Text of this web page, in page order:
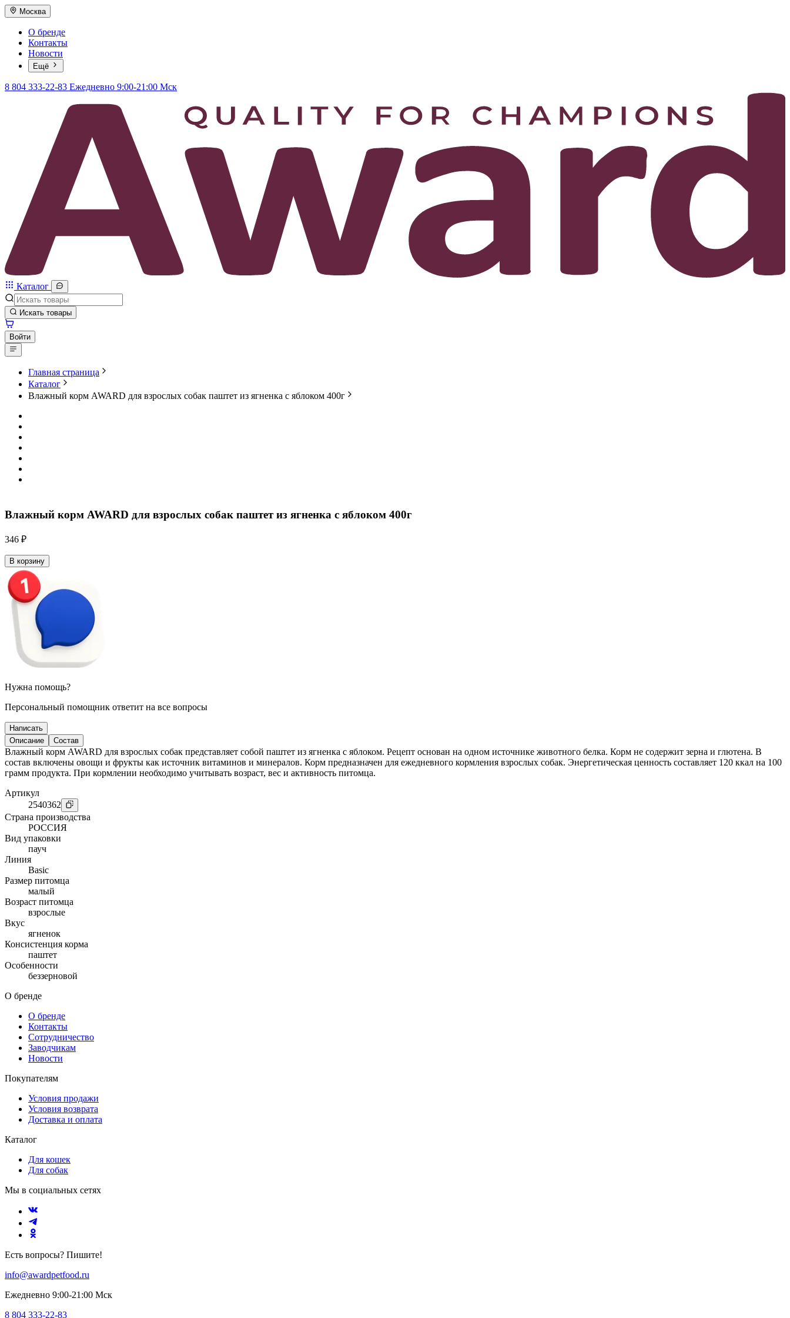
Москва
О бренде
Контакты
Новости
Ещё
8 804 333-22-83 Ежедневно 9:00-21:00 Мск
Каталог
Искать товары
Войти
Главная страница
Каталог
Влажный корм AWARD для взрослых собак паштет из ягненка с яблоком 400г
Влажный корм AWARD для взрослых собак паштет из ягненка с яблоком 400г
346 ₽
В корзину
Нужна помощь?
Персональный помощник ответит на все вопросы
Написать
Описание
Состав
Влажный корм AWARD для взрослых собак представляет собой паштет из ягненка с яблоком. Рецепт основан на одном источнике животного белка. Корм не содержит зерна и глютена. В
состав включены овощи и фрукты как источник витаминов и минералов. Корм предназначен для ежедневного кормления взрослых собак. Энергетическая ценность составляет 120 ккал на 100
грамм продукта. При кормлении необходимо учитывать возраст, вес и активность питомца.
Артикул
2540362
Страна производства
РОССИЯ
Вид упаковки
пауч
Линия
Basic
Размер питомца
малый
Возраст питомца
взрослые
Вкус
ягненок
Консистенция корма
паштет
Особенности
беззерновой
О бренде
О бренде
Контакты
Сотрудничество
Заводчикам
Новости
Покупателям
Условия продажи
Условия возврата
Доставка и оплата
Каталог
Для кошек
Для собак
Мы в социальных сетях
Есть вопросы? Пишите!
info@awardpetfood.ru
Ежедневно 9:00-21:00 Мск
8 804 333-22-83